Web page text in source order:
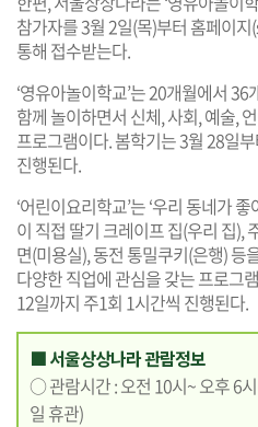
참가자를 3월 2일(목)부터 홈페이지(
통해 접수받는다.
‘영유아놀이학교’는 20개월에서
함께 놀이하면서 신체, 사회, 예술,
프로그램이다. 봄학기는 3월 28일
진행된다.
‘어린이요리학교’는 ‘우리 동네가
이 직접 딸기 크레이프 집(우리 집),
면(미용실), 동전 통밀쿠키(은행) 등
다양한 직업에 관심을 갖는 프로그
12일까지 주1회 1시간씩 진행된다.
■ 서울상상나라 관람정보
○ 관람시간 : 오전 10시~ 오후 6
일 휴관)